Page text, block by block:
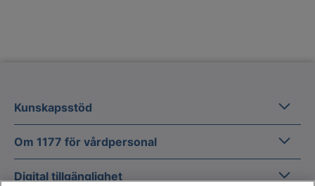
Kunskapsstöd
Om 1177 för vårdpersonal Om
Digital tillgänglighet Digital